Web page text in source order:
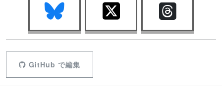
GitHub で編集